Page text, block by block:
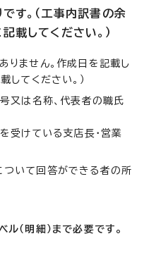
す。（工事内訳書の余
載してください。）
ません。作成日を記載し
してください。）
又は名称、代表者の職氏
受けている支店長・営業
いて回答ができる者の所
ル（明細）まで必要です。